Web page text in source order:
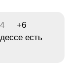
+6
есть